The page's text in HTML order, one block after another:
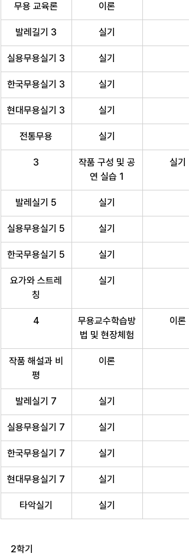
무용 교육론 이론
발레길기 3 실기
실용무용실기 3 실기
한국무용실기 3 실기
현대무용실기 3 실기
전통무용 실기
3
작품 구성 및 공
연 실습 1
실기
발레실기 5 실기
실용무용실기 5 실기
한국무용실기 5 실기
요가와 스트레
칭
실기
4
무용교수학습방
법 및 현장체험
이론
작품 해설과 비
평
이론
발레실기 7 실기
실용무용실기 7 실기
한국무용실기 7 실기
현대무용실기 7 실기
타악실기 실기
2학기